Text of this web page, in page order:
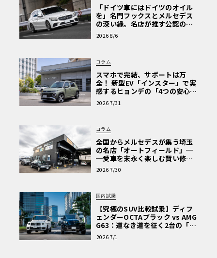
「ドイツ車にはドイツのオイル
を」名門フックスとメルセデス
の深い縁。名店が推す公認の安
心と、Cクラスで味わうシルキー
な走り〈PR〉
2026 8/6
コラム
スマホで完結、サポートは万
全！ 新型EV「インスター」で実
感するヒョンデの「4つの安心」
【第1回・ヒョンデ6つの疑問：
Why? Hyundai?】〈PR〉
2026 7/31
コラム
全国からメルセデスが集う埼玉
の名店「オートフィールド」─
─愛車を末永く楽しむ賢い修理
術と、プロがフックス製オイル
を選ぶ理由〈PR〉
2026 7/30
国内試乗
【究極のSUV比較試乗】ディフ
ェンダーOCTAブラック vs AMG
G63：道なき道を征く2台の「対
極的アプローチ」
2026 7/1